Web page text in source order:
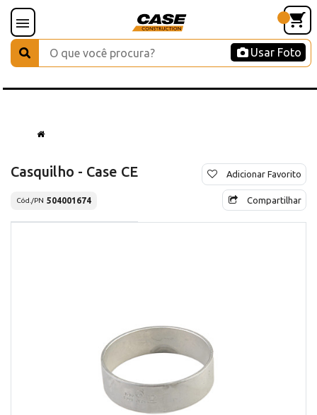
Usar Foto
Casquilho - Case CE
Cód./PN 504001674
Adicionar Favorito
Compartilhar